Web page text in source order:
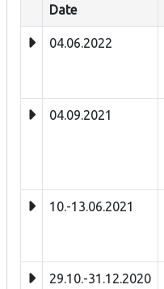
Date
04.06.2022
04.09.2021
10.-13.06.2021
29.10.-31.12.2020